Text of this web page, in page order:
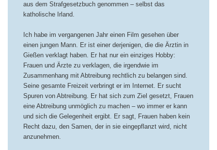
aus dem Strafgesetzbuch genommen – selbst das
katholische Irland.
Ich habe im vergangenen Jahr einen Film gesehen über
einen jungen Mann. Er ist einer derjenigen, die die Ärztin in
Gießen verklagt haben. Er hat nur ein einziges Hobby:
Frauen und Ärzte zu verklagen, die irgendwie im
Zusammenhang mit Abtreibung rechtlich zu belangen sind.
Seine gesamte Freizeit verbringt er im Internet. Er sucht
Spuren von Abtreibung. Er hat sich zum Ziel gesetzt, Frauen
eine Abtreibung unmöglich zu machen – wo immer er kann
und sich die Gelegenheit ergibt. Er sagt, Frauen haben kein
Recht dazu, den Samen, der in sie eingepflanzt wird, nicht
anzunehmen.